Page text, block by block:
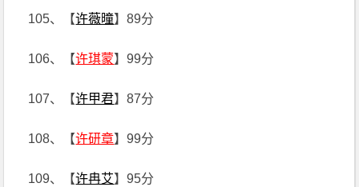
105、【许薇曈】89分
106、【许琪蒙】99分
107、【许甲君】87分
108、【许研章】99分
109、【许冉艾】95分